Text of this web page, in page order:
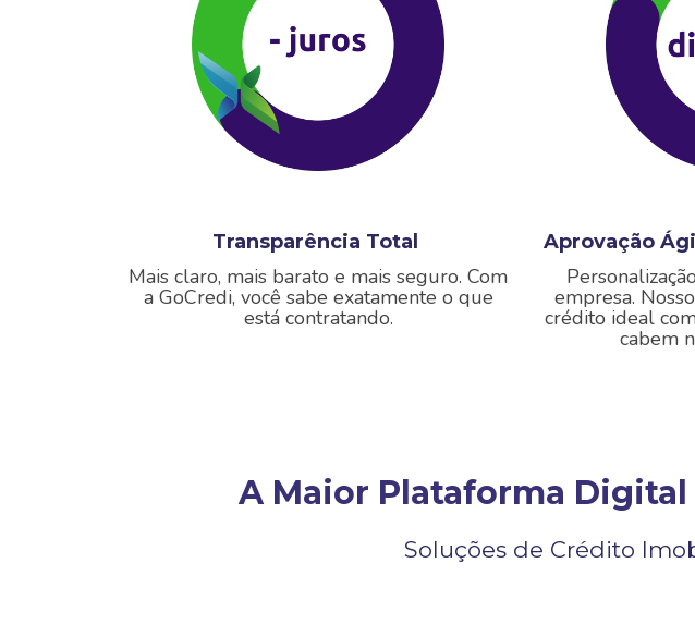
Transparência Total
Mais claro, mais barato e mais seguro. Com
a GoCredi, você sabe exatamente o que
está contratando.
Aprovação
empresa.
crédito ideal
cabem
A Maior Plataforma
Soluções de Crédito